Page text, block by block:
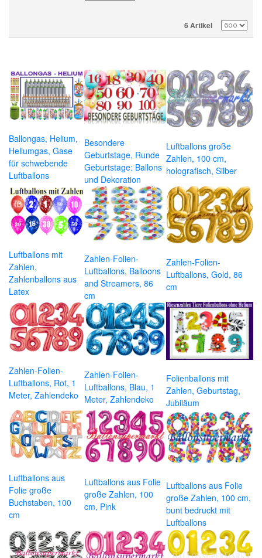
6 Artikel
Ballongas, Helium,
Heliumgas, Gase
für schwebende
Luftballons
Besondere
Geburtstage, Runde
Geburtstage: Ballons
und Dekoration
Luftballons große
Zahlen, 100 cm,
holografisch, Silber
Luftballons mit
Zahlen,
Zahlenballons aus
Latex
Zahlen-Folien-
Luftballons, Balloons
and Streamers, 86
cm
Zahlen-Folien-
Luftballons, Gold, 86
cm
Zahlen-Folien-
Luftballons, Rot, 1
Meter, Zahlendeko
Zahlen-Folien-
Luftballons, Blau, 1
Meter, Zahlendeko
Folienballons mit
Zahlen, Geburtstag,
Jubiläum
Luftballons aus
Folie große
Buchstaben, 100
cm
Luftballons aus Folie
große Zahlen, 100
cm, Pink
Luftballons aus Folie
große Zahlen, 100 cm,
bunt bedruckt mit
Luftballons